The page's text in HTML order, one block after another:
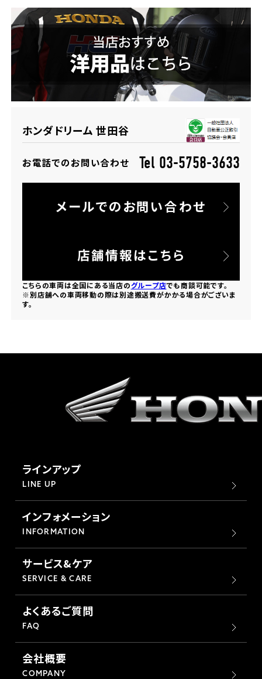
ホンダドリーム 世田谷
お電話でのお問い合わせ Tel 03-5758-3633
メールでのお問い合わせ
店舗情報はこちら
こちらの車両は全国にある当店のグループ店でも商談可能です。
※別店舗への車両移動の際は別途搬送費がかかる場合がございま
す。
ラインアップ
LINE UP
インフォメーション
INFORMATION
サービス&ケア
SERVICE & CARE
よくあるご質問
FAQ
会社概要
COMPANY
ホンダドリーム 松戸
ホンダドリーム 蘇我
埼玉県
ホンダドリーム 所沢
ホンダドリーム 大宮
ホンダドリーム 水戸北
ホンダドリーム 奈良